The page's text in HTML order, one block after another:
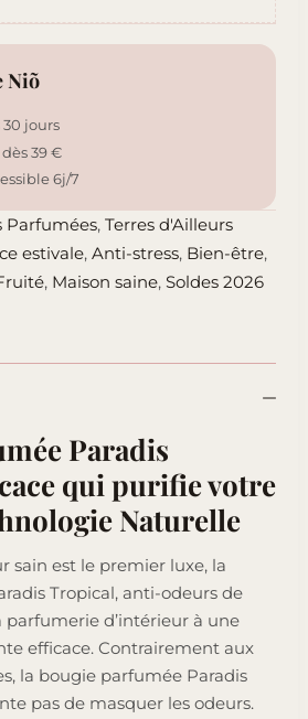
Niõ
30 jours
39 €
6j/7
Parfumées, Terres d'Ailleurs
estivale, Anti-stress, Bien-être,
, Maison saine, Soldes 2026
Paradis
qui purifie votre
Naturelle
sain est le premier luxe, la
Tropical, anti-odeurs de
parfumerie d’intérieur à une
efficace. Contrairement aux
la bougie parfumée Paradis
pas de masquer les odeurs.